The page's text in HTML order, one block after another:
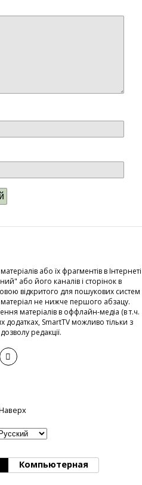
або їх фрагментів в Інтернеті
або його каналів і сторінок в
відкритого для пошукових систем
не нижче першого абзацу.
матеріалів в оффлайн-медіа (в т.ч.
додатках, SmartTV можливо тільки з
редакції.
Компьютерная